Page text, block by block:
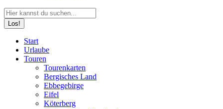
Search:
page
opens
page
opens
page
opens
Start
Urlaube
Touren
Tourenkarten
Bergisches Land
Ebbegebirge
Eifel
Köterberg